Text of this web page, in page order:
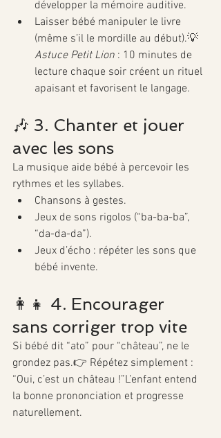
développer la mémoire auditive.
Laisser bébé manipuler le livre
(même s’il le mordille au début).💡
Astuce Petit Lion : 10 minutes de
lecture chaque soir créent un rituel
apaisant et favorisent le langage.
🎶 3. Chanter et jouer
avec les sons
La musique aide bébé à percevoir les
rythmes et les syllabes.
Chansons à gestes.
Jeux de sons rigolos (“ba-ba-ba”,
“da-da-da”).
Jeux d’écho : répéter les sons que
bébé invente.
👩‍👧 4. Encourager
sans corriger trop vite
Si bébé dit “ato” pour “château”, ne le
grondez pas.👉 Répétez simplement :
“Oui, c’est un château !”L’enfant entend
la bonne prononciation et progresse
naturellement.